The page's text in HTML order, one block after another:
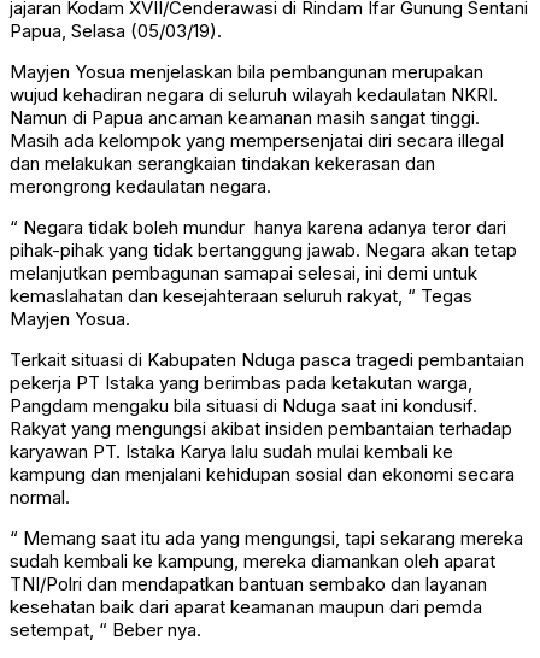
jajaran Kodam XVII/Cenderawasi di Rindam Ifar Gunung Sentani
Papua, Selasa (05/03/19).
Mayjen Yosua menjelaskan bila pembangunan merupakan
wujud kehadiran negara di seluruh wilayah kedaulatan NKRI.
Namun di Papua ancaman keamanan masih sangat tinggi.
Masih ada kelompok yang mempersenjatai diri secara illegal
dan melakukan serangkaian tindakan kekerasan dan
merongrong kedaulatan negara.
“ Negara tidak boleh mundur hanya karena adanya teror dari
pihak-pihak yang tidak bertanggung jawab. Negara akan tetap
melanjutkan pembagunan samapai selesai, ini demi untuk
kemaslahatan dan kesejahteraan seluruh rakyat, “ Tegas
Mayjen Yosua.
Terkait situasi di Kabupaten Nduga pasca tragedi pembantaian
pekerja PT Istaka yang berimbas pada ketakutan warga,
Pangdam mengaku bila situasi di Nduga saat ini kondusif.
Rakyat yang mengungsi akibat insiden pembantaian terhadap
karyawan PT. Istaka Karya lalu sudah mulai kembali ke
kampung dan menjalani kehidupan sosial dan ekonomi secara
normal.
“ Memang saat itu ada yang mengungsi, tapi sekarang mereka
sudah kembali ke kampung, mereka diamankan oleh aparat
TNI/Polri dan mendapatkan bantuan sembako dan layanan
kesehatan baik dari aparat keamanan maupun dari pemda
setempat, “ Beber nya.